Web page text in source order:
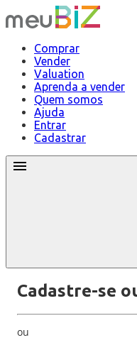
Comprar
Vender
Valuation
Aprenda a vender
Quem somos
Ajuda
Entrar
Cadastrar
Cadastre-se
ou